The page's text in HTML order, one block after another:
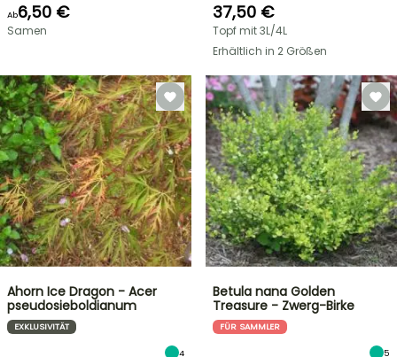
Ab6,50 €
Samen
37,50 €
Topf mit 3L/4L
Erhältlich in 2 Größen
Ahorn Ice Dragon - Acer
pseudosieboldianum
EXKLUSIVITÄT
4
Betula nana Golden
Treasure - Zwerg-Birke
FÜR SAMMLER
5